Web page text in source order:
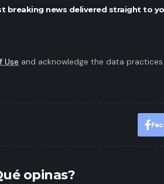
breaking news delivered straight to
Use and acknowledge the data
opinas?